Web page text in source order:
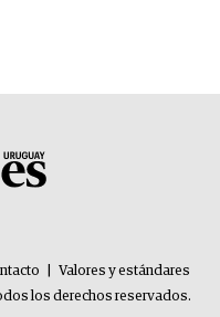
Valores y estándares
los derechos reservados.